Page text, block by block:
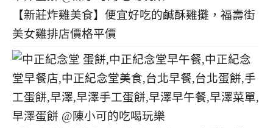
【新莊炸雞美食】便宜好吃的鹹酥雞攤，福壽街
美女雞排店價格平價